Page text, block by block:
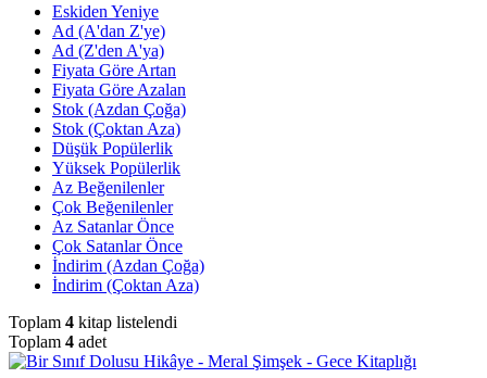
Eskiden Yeniye
Ad (A'dan Z'ye)
Ad (Z'den A'ya)
Fiyata Göre Artan
Fiyata Göre Azalan
Stok (Azdan Çoğa)
Stok (Çoktan Aza)
Düşük Popülerlik
Yüksek Popülerlik
Az Beğenilenler
Çok Beğenilenler
Az Satanlar Önce
Çok Satanlar Önce
İndirim (Azdan Çoğa)
İndirim (Çoktan Aza)
Toplam 4 kitap listelendi
Toplam 4 adet